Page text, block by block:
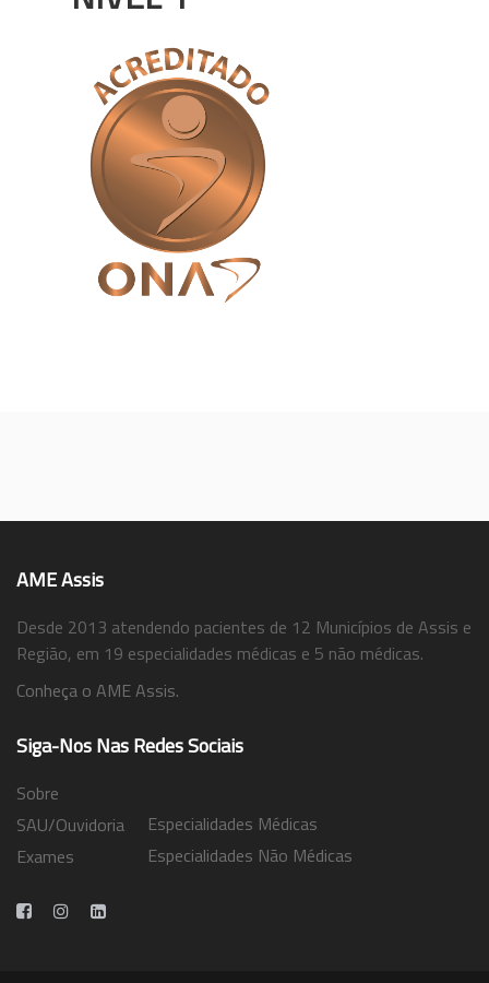
AME Assis
Desde 2013 atendendo pacientes de 12 Municípios de Assis e
Região, em 19 especialidades médicas e 5 não médicas.
Conheça o AME Assis.
Siga-Nos Nas Redes Sociais
Sobre
SAU/Ouvidoria
Exames
Especialidades Médicas
Especialidades Não Médicas